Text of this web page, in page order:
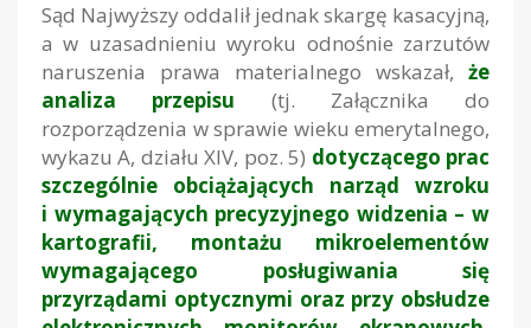
Sąd Najwyższy oddalił jednak skargę kasacyjną,
a w uzasadnieniu wyroku odnośnie zarzutów
naruszenia prawa materialnego wskazał, że
analiza przepisu (tj. Załącznika do
rozporządzenia w sprawie wieku emerytalnego,
wykazu A, działu XIV, poz. 5) dotyczącego prac
szczególnie obciążających narząd wzroku
i wymagających precyzyjnego widzenia – w
kartografii, montażu mikroelementów
wymagającego posługiwania się
przyrządami optycznymi oraz przy obsłudze